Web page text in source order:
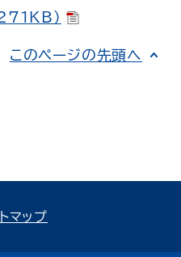
）
このページの先頭へ
マップ